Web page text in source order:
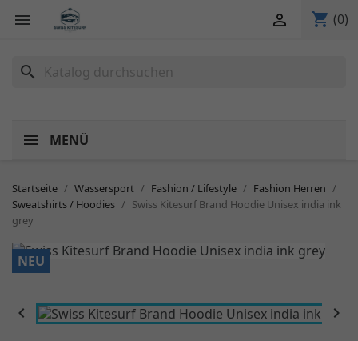
 shopping_cart (0)

search
MENÜ
Startseite Wassersport Fashion / Lifestyle
Fashion Herren
Sweatshirts / Hoodies
Swiss Kitesurf Brand Hoodie Unisex india ink
grey
NEU
 